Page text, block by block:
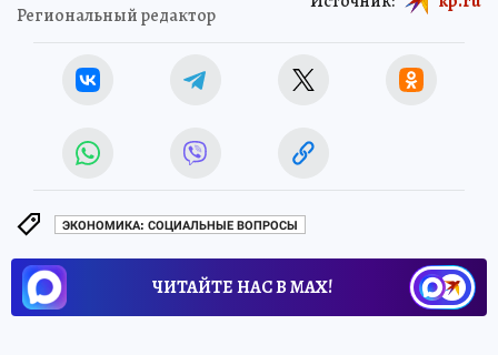
Региональный редактор
ЭКОНОМИКА: СОЦИАЛЬНЫЕ ВОПРОСЫ
ЧИТАЙТЕ НАС В МАХ!